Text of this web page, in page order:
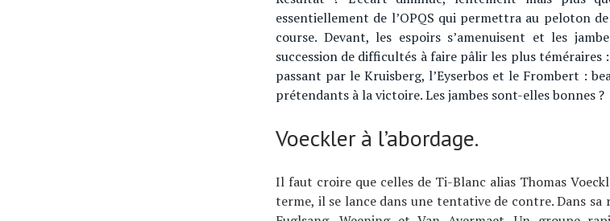
essentiellement de l’OPQS qui permettra au peloton
course. Devant, les espoirs s’amenuisent et les
succession de difficultés à faire pâlir les plus téméraires
passant par le Kruisberg, l’Eyserbos et le Frombert :
prétendants à la victoire. Les jambes sont-elles bonnes ?
Voeckler à l’abordage.
Il faut croire que celles de Ti-Blanc alias Thomas
terme, il se lance dans une tentative de contre. Dans sa